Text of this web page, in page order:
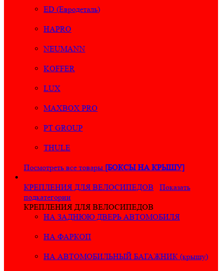
ED (Евродеталь)
HAPRO
NEUMANN
KOFFER
LUX
MAXBOX PRO
PT GROUP
THULE
Посмотреть все товары [БОКСЫ НА КРЫШУ]
КРЕПЛЕНИЯ ДЛЯ ВЕЛОСИПЕДОВ
Показать
подкатегории
КРЕПЛЕНИЯ ДЛЯ ВЕЛОСИПЕДОВ
НА ЗАДНЮЮ ДВЕРЬ АВТОМОБИЛЯ
НА ФАРКОП
НА АВТОМОБИЛЬНЫЙ БАГАЖНИК (крышу)